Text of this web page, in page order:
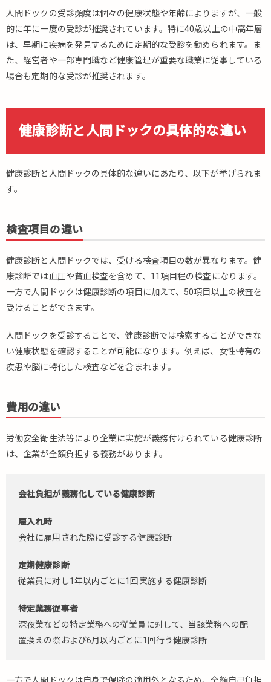
人間ドックの受診頻度は個々の健康状態や年齢によりますが、一般
的に年に一度の受診が推奨されています。特に40歳以上の中高年層
は、早期に疾病を発見するために定期的な受診を勧められます。ま
た、経営者や一部専門職など健康管理が重要な職業に従事している
場合も定期的な受診が推奨されます。
健康診断と人間ドックの具体的な違い
健康診断と人間ドックの具体的な違いにあたり、以下が挙げられま
す。
検査項目の違い
健康診断と人間ドックでは、受ける検査項目の数が異なります。健
康診断では血圧や貧血検査を含めて、11項目程の検査になります。
一方で人間ドックは健康診断の項目に加えて、50項目以上の検査を
受けることができます。
人間ドックを受診することで、健康診断では検索することができな
い健康状態を確認することが可能になります。例えば、女性特有の
疾患や脳に特化した検査などを含まれます。
費用の違い
労働安全衛生法等により企業に実施が義務付けられている健康診断
は、企業が全額負担する義務があります。
会社負担が義務化している健康診断
雇入れ時
会社に雇用された際に受診する健康診断
定期健康診断
従業員に対し1年以内ごとに1回実施する健康診断
特定業務従事者
深夜業などの特定業務への従業員に対して、当該業務への配
置換えの際および6月以内ごとに1回行う健康診断